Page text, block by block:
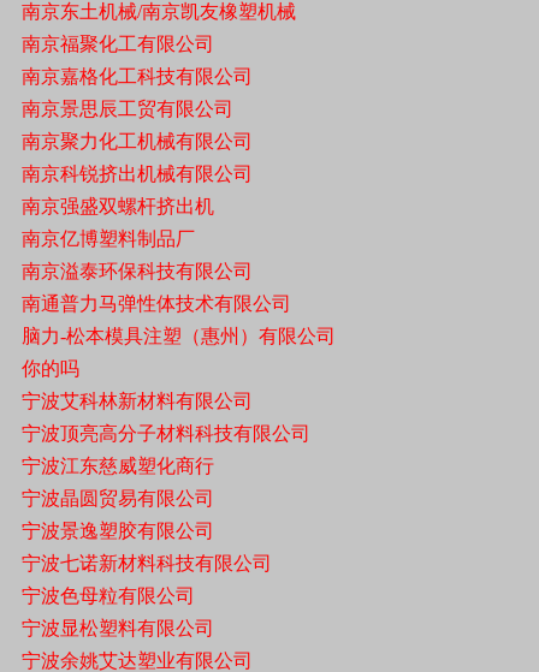
南京东土机械/南京凯友橡塑机械
南京福聚化工有限公司
南京嘉格化工科技有限公司
南京景思辰工贸有限公司
南京聚力化工机械有限公司
南京科锐挤出机械有限公司
南京强盛双螺杆挤出机
南京亿博塑料制品厂
南京溢泰环保科技有限公司
南通普力马弹性体技术有限公司
脑力-松本模具注塑（惠州）有限公司
你的吗
宁波艾科林新材料有限公司
宁波顶亮高分子材料科技有限公司
宁波江东慈威塑化商行
宁波晶圆贸易有限公司
宁波景逸塑胶有限公司
宁波七诺新材料科技有限公司
宁波色母粒有限公司
宁波显松塑料有限公司
宁波余姚艾达塑业有限公司